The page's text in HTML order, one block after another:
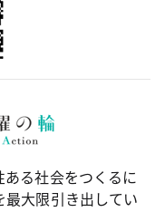
る社会をつくるに
大限引き出してい